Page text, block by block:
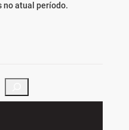
no atual período.